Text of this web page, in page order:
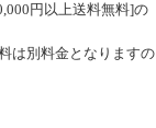
円以上送料無料]の
は別料金となりますの